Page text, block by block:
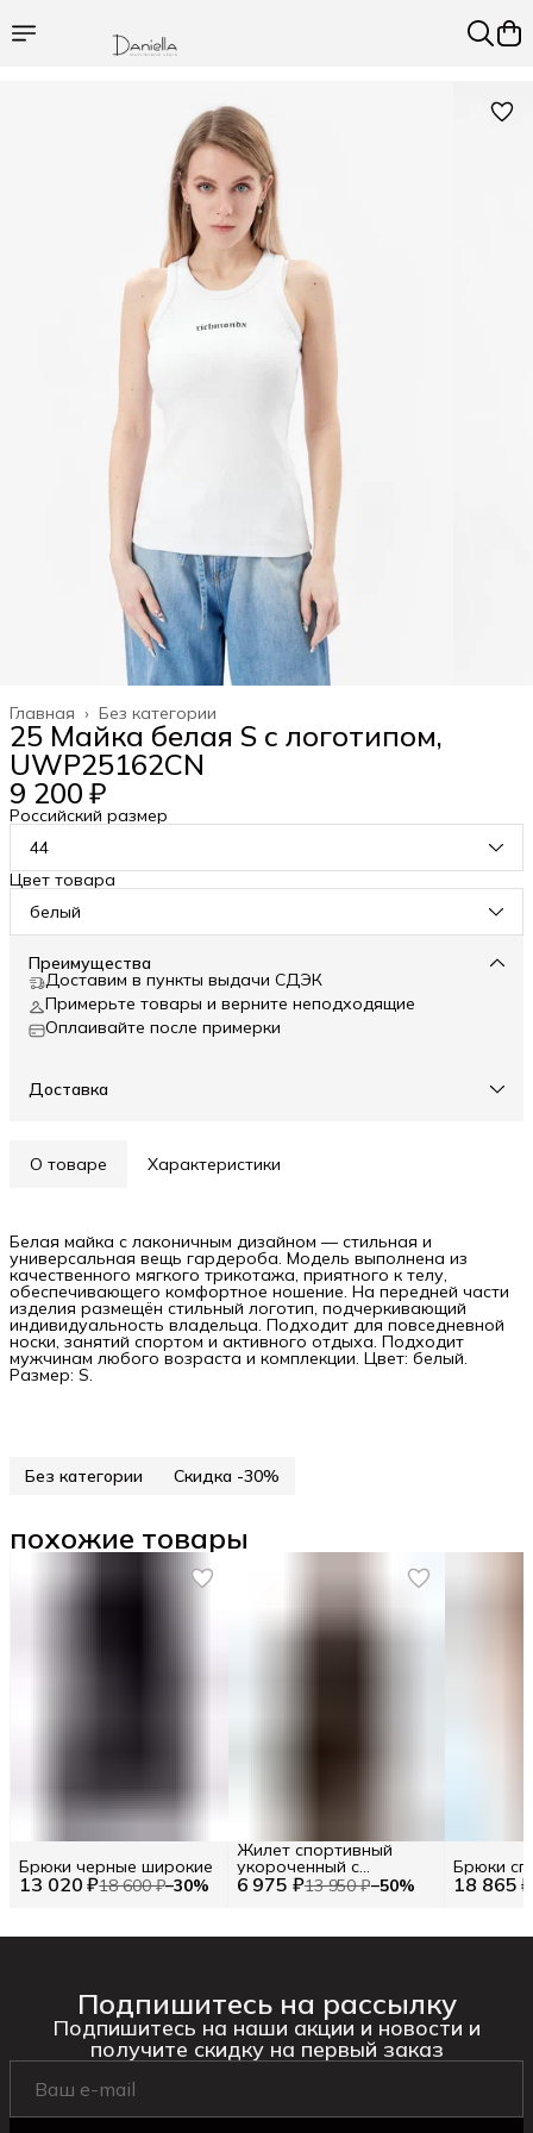
Без категории
Главная ›
25 Майка белая S с логотипом,
UWP25162CN
9 200 ₽
Российский размер
44
Цвет товара
белый
Преимущества
Доставим в пункты выдачи СДЭК
Примерьте товары и верните неподходящие
Оплаивайте после примерки
Доставка
О товаре Характеристики
Белая майка с лаконичным дизайном — стильная и
универсальная вещь гардероба. Модель выполнена из
качественного мягкого трикотажа, приятного к телу,
обеспечивающего комфортное ношение. На передней части
изделия размещён стильный логотип, подчеркивающий
индивидуальность владельца. Подходит для повседневной
носки, занятий спортом и активного отдыха. Подходит
мужчинам любого возраста и комплекции. Цвет: белый.
Размер: S.
Без категории Скидка -30%
похожие товары
13 020 ₽18 600 ₽−30%
Брюки черные широкие
6 975 ₽13 950 ₽−50%
Жилет спортивный
укороченный с
логотипом 18 865 ₽
Брюки
Подпишитесь на рассылку
Подпишитесь на наши акции и новости и
получите скидку на первый заказ